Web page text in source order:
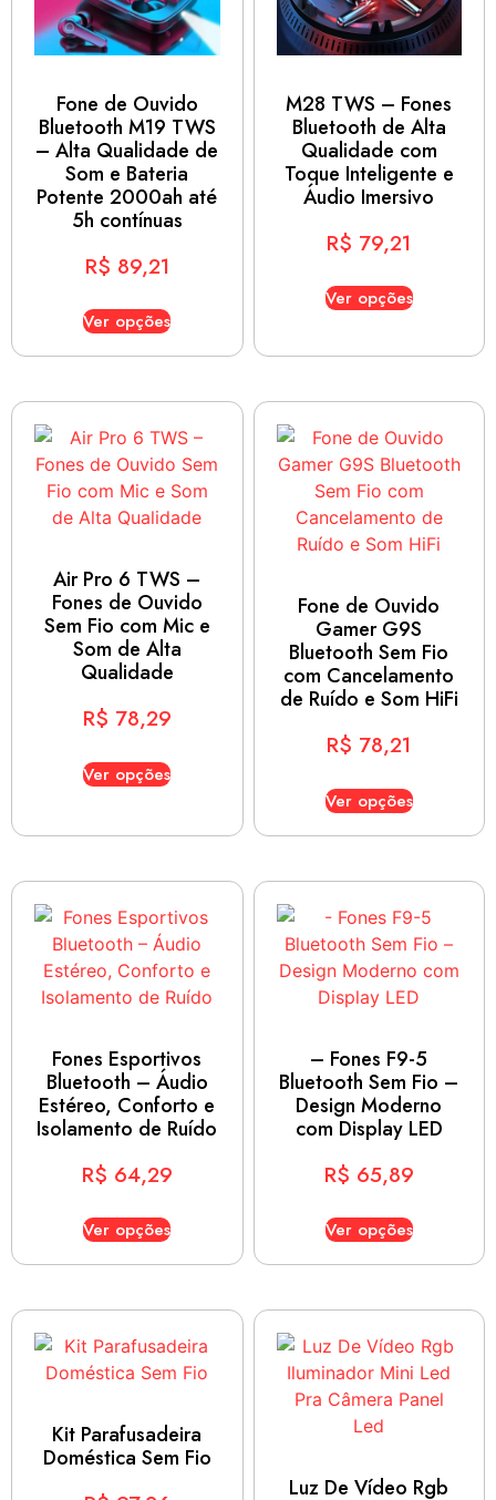
Fone de Ouvido
Bluetooth M19 TWS
– Alta Qualidade de
Som e Bateria
Potente 2000ah até
5h contínuas
R$ 89,21
Ver opções
M28 TWS – Fones
Bluetooth de Alta
Qualidade com
Toque Inteligente e
Áudio Imersivo
R$ 79,21
Ver opções
Air Pro 6 TWS –
Fones de Ouvido
Sem Fio com Mic e
Som de Alta
Qualidade
R$ 78,29
Ver opções
Fone de Ouvido
Gamer G9S
Bluetooth Sem Fio
com Cancelamento
de Ruído e Som HiFi
R$ 78,21
Ver opções
Fones Esportivos
Bluetooth – Áudio
Estéreo, Conforto e
Isolamento de Ruído
R$ 64,29
Ver opções
– Fones F9-5
Bluetooth Sem Fio –
Design Moderno
com Display LED
R$ 65,89
Ver opções
Kit Parafusadeira
Doméstica Sem Fio
Luz De Vídeo Rgb